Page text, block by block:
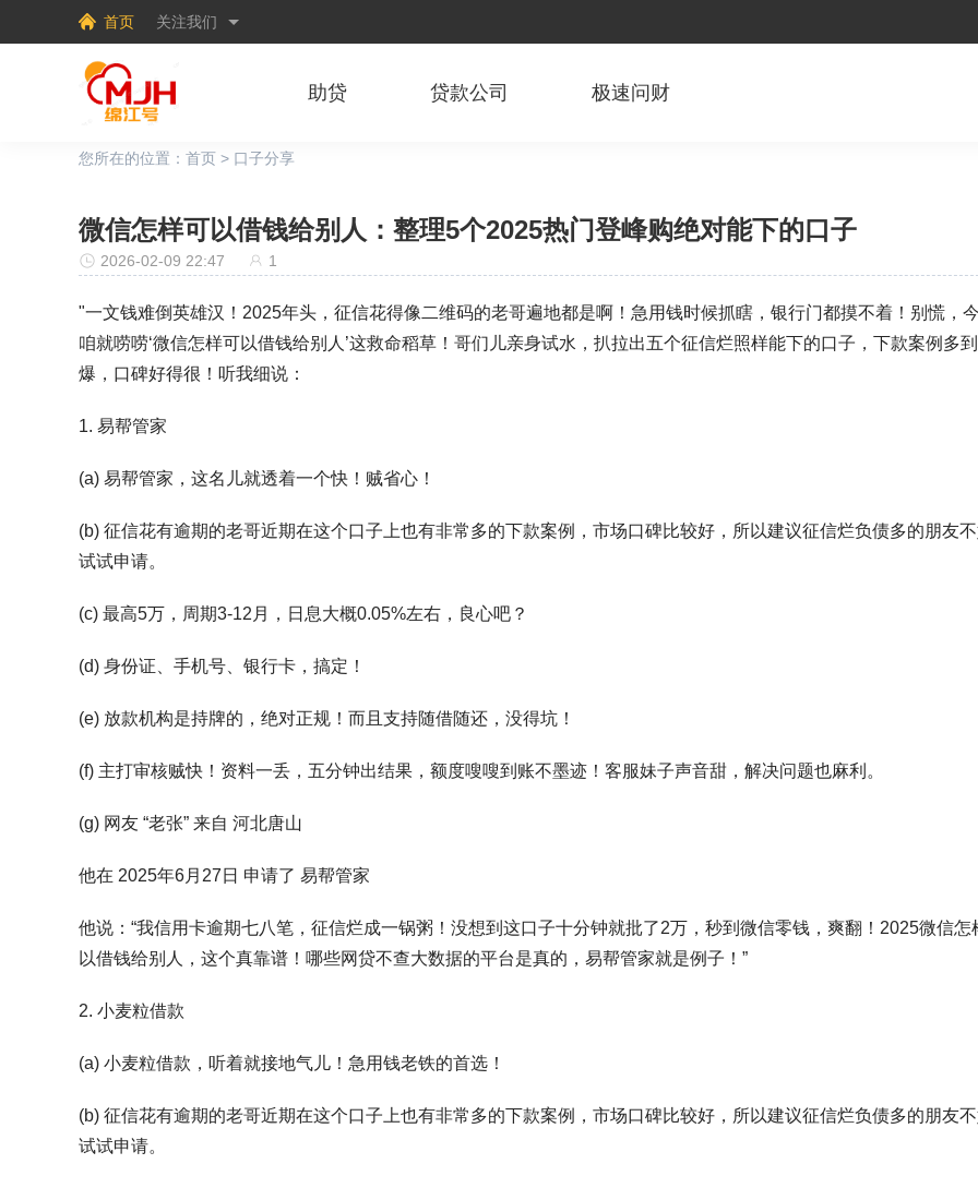
首页 关注我们
助贷 贷款公司 极速问财
您所在的位置： 首页 > 口子分享
微信怎样可以借钱给别人：整理5个2025热门登峰购绝对能下的口子
2026-02-09 22:47 1
"一文钱难倒英雄汉！2025年头，征信花得像二维码的老哥遍地都是啊！急用钱时候抓瞎，银行门都摸不着！别慌，
咱就唠唠‘微信怎样可以借钱给别人’这救命稻草！哥们儿亲身试水，扒拉出五个征信烂照样能下的口子，下款案例多到
爆，口碑好得很！听我细说：
1. 易帮管家
(a) 易帮管家，这名儿就透着一个快！贼省心！
(b) 征信花有逾期的老哥近期在这个口子上也有非常多的下款案例，市场口碑比较好，所以建议征信烂负债多的朋友
试试申请。
(c) 最高5万，周期3-12月，日息大概0.05%左右，良心吧？
(d) 身份证、手机号、银行卡，搞定！
(e) 放款机构是持牌的，绝对正规！而且支持随借随还，没得坑！
(f) 主打审核贼快！资料一丢，五分钟出结果，额度嗖嗖到账不墨迹！客服妹子声音甜，解决问题也麻利。
(g) 网友 “老张” 来自 河北唐山
他在 2025年6月27日 申请了 易帮管家
他说：“我信用卡逾期七八笔，征信烂成一锅粥！没想到这口子十分钟就批了2万，秒到微信零钱，爽翻！2025微信怎
以借钱给别人，这个真靠谱！哪些网贷不查大数据的平台是真的，易帮管家就是例子！”
2. 小麦粒借款
(a) 小麦粒借款，听着就接地气儿！急用钱老铁的首选！
(b) 征信花有逾期的老哥近期在这个口子上也有非常多的下款案例，市场口碑比较好，所以建议征信烂负债多的朋友
试试申请。